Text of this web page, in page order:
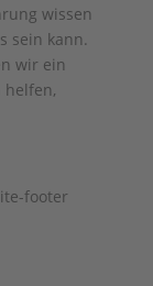
wissen
sein kann.
wir ein
helfen,